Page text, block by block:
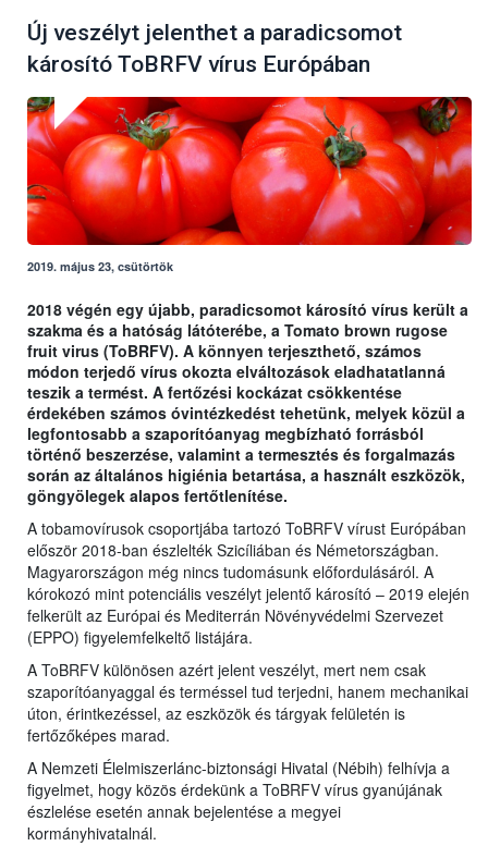
Új veszélyt jelenthet a paradicsomot
károsító ToBRFV vírus Európában
2019. május 23, csütörtök
2018 végén egy újabb, paradicsomot károsító vírus került a
szakma és a hatóság látóterébe, a Tomato brown rugose
fruit virus (ToBRFV). A könnyen terjeszthető, számos
módon terjedő vírus okozta elváltozások eladhatatlanná
teszik a termést. A fertőzési kockázat csökkentése
érdekében számos óvintézkedést tehetünk, melyek közül a
legfontosabb a szaporítóanyag megbízható forrásból
történő beszerzése, valamint a termesztés és forgalmazás
során az általános higiénia betartása, a használt eszközök,
göngyölegek alapos fertőtlenítése.
A tobamovírusok csoportjába tartozó ToBRFV vírust Európában
először 2018-ban észlelték Szicíliában és Németországban.
Magyarországon még nincs tudomásunk előfordulásáról. A
kórokozó mint potenciális veszélyt jelentő károsító – 2019 elején
felkerült az Európai és Mediterrán Növényvédelmi Szervezet
(EPPO) figyelemfelkeltő listájára.
A ToBRFV különösen azért jelent veszélyt, mert nem csak
szaporítóanyaggal és terméssel tud terjedni, hanem mechanikai
úton, érintkezéssel, az eszközök és tárgyak felületén is
fertőzőképes marad.
A Nemzeti Élelmiszerlánc-biztonsági Hivatal (Nébih) felhívja a
figyelmet, hogy közös érdekünk a ToBRFV vírus gyanújának
észlelése esetén annak bejelentése a megyei
kormányhivatalnál.